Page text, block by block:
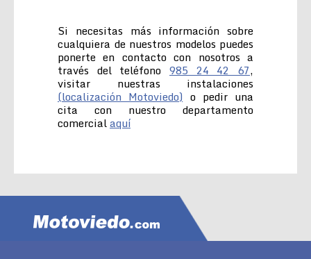
Si necesitas más información sobre
cualquiera de nuestros modelos puedes
ponerte en contacto con nosotros a
través del teléfono 985 24 42 67,
visitar nuestras instalaciones
(localización Motoviedo) o pedir una
cita con nuestro departamento
comercialaquí